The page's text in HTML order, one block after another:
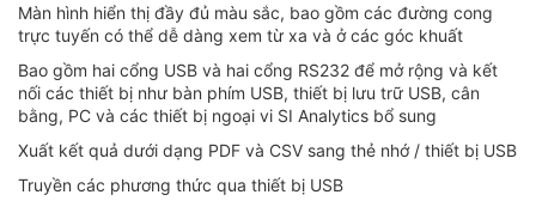
Màn hình hiển thị đầy đủ màu sắc, bao gồm các đường cong
trực tuyến có thể dễ dàng xem từ xa và ở các góc khuất
Bao gồm hai cổng USB và hai cổng RS232 để mở rộng và kết
nối các thiết bị như bàn phím USB, thiết bị lưu trữ USB, cân
bằng, PC và các thiết bị ngoại vi SI Analytics bổ sung
Xuất kết quả dưới dạng PDF và CSV sang thẻ nhớ / thiết bị USB
Truyền các phương thức qua thiết bị USB